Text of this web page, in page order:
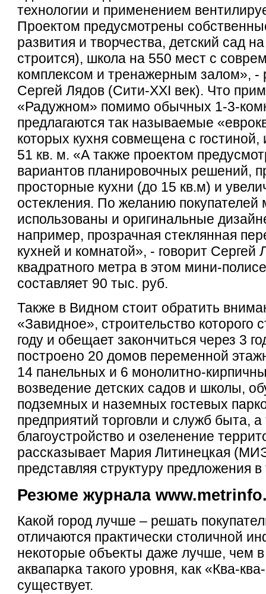
технологии и применением
Проектом предусмотрены
развития и творчества, детский сад
строится), школа на 550 мест с
комплексом и тренажерным залом», -
Сергей Лядов (Сити-XXI век). Что
«Радужном» помимо обычных 1-3-
предлагаются так называемые
которых кухня совмещена с
51 кв. м. «А также проектом
вариантов планировочных решений,
просторные кухни (до 15 кв.м) и
остекления. По желанию покупателей
использованы и оригинальные
например, прозрачная стеклянная
кухней и комнатой», - говорит
квадратного метра в этом мини-
составляет 90 тыс. руб.
Также в Видном стоит обратить
«Завидное», строительство которого
году и обещает закончиться через 3
построено 20 домов переменной
14 панельных и 6 монолитно-
возведение детских садов и школы,
подземных и наземных гостевых
предприятий торговли и служб быта,
благоустройство и озеленение
рассказывает Мария Литинецкая
представляя структуру предложения
Резюме журнала
Какой город лучше – решать
отличаются практически столичной
некоторые объекты даже лучше, чем
аквапарка такого уровня, как «Ква-
существует.